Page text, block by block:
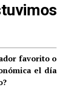
favorito o
el día